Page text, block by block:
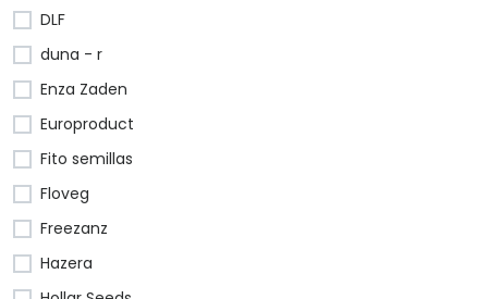
DLF
duna - r
Enza Zaden
Europroduct
Fito semillas
Floveg
Freezanz
Hazera